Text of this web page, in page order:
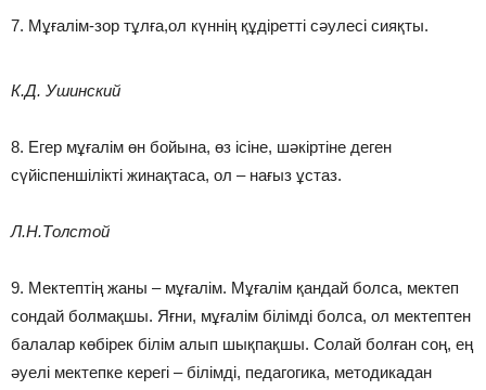
7. Мұғалім-зор тұлға,ол күннің құдіретті сәулесі сияқты.
К.Д. Ушинский
8. Егер мұғалім өн бойына, өз ісіне, шәкіртіне деген
сүйіспеншілікті жинақтаса, ол – нағыз ұстаз.
Л.Н.Толстой
9. Мектептің жаны – мұғалім. Мұғалім қандай болса, мектеп
сондай болмақшы. Яғни, мұғалім білімді болса, ол мектептен
балалар көбірек білім алып шықпақшы. Солай болған соң, ең
әуелі мектепке керегі – білімді, педагогика, методикадан